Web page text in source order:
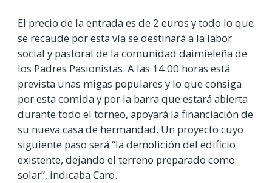
El precio de la entrada es de 2 euros y todo lo que
se recaude por esta vía se destinará a la labor
social y pastoral de la comunidad daimieleña de
los Padres Pasionistas. A las 14:00 horas está
prevista unas migas populares y lo que consiga
por esta comida y por la barra que estará abierta
durante todo el torneo, apoyará la financiación de
su nueva casa de hermandad. Un proyecto cuyo
siguiente paso será “la demolición del edificio
existente, dejando el terreno preparado como
solar”, indicaba Caro.